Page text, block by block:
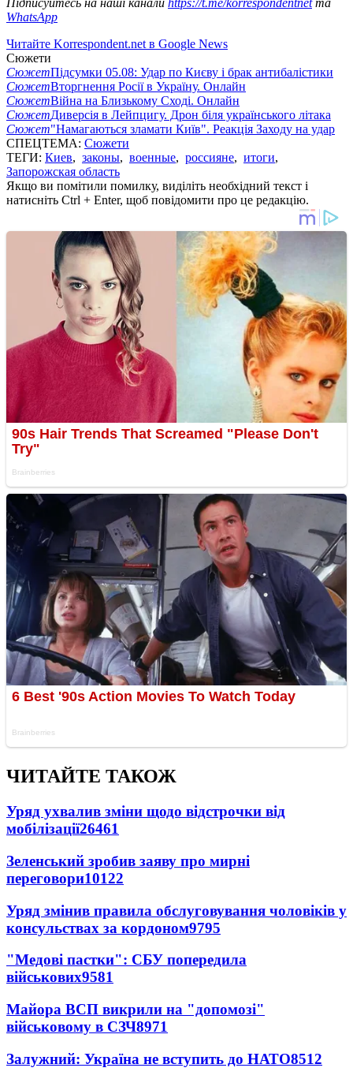
WhatsApp
Читайте Korrespondent.net в Google News
Сюжети
СюжетПідсумки 05.08: Удар по Києву і брак антибалістики
СюжетВторгнення Росії в Україну. Онлайн
СюжетВійна на Близькому Сході. Онлайн
СюжетДиверсія в Лейпцигу. Дрон біля українського літака
Сюжет"Намагаються зламати Київ". Реакція Заходу на удар
СПЕЦТЕМА: Сюжети
ТЕГИ: Киев, законы, военные, россияне, итоги,
Запорожская область
Якщо ви помітили помилку, виділіть необхідний текст і
натисніть Ctrl + Enter, щоб повідомити про це редакцію.
ЧИТАЙТЕ ТАКОЖ
Уряд ухвалив зміни щодо відстрочки від
мобілізації26461
Зеленський зробив заяву про мирні
переговори10122
Уряд змінив правила обслуговування чоловіків у
консульствах за кордоном9795
"Медові пастки": СБУ попередила
військових9581
Майора ВСП викрили на "допомозі"
військовому в СЗЧ8971
Залужний: Україна не вступить до НАТО8512